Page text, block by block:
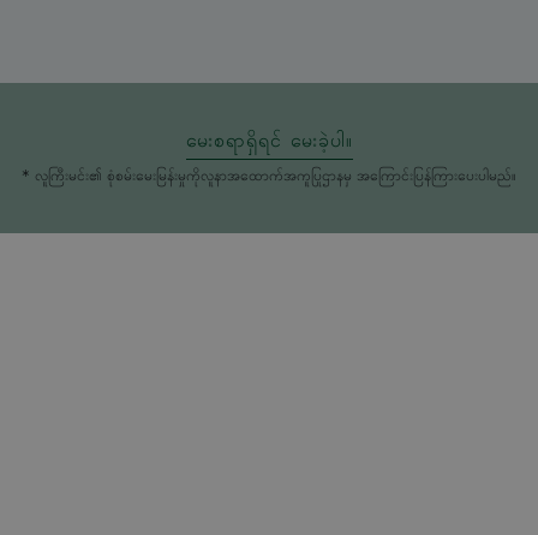
မေးစရာရှိရင် မေးခဲ့ပါ။
* လူကြီးမင်း၏ စုံစမ်းမေးမြန်းမှုကိုလူနာအထောက်အကူပြုဌာနမှ အကြောင်းပြန်ကြားပေးပါမည်။